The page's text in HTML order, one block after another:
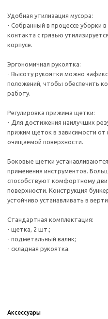
Удобная утилизация мусора:
- Собранный в процессе уборки в
контакта с грязью
корпусе.
Эргономичная рукоятка:
- Высоту рукоятки можно
положений, чтобы обеспечить
работу.
Регулировка прижима щетки:
- Для достижения наилучших
прижим щеток в зависимости от
очищаемой поверхности.
Боковые щетки устанавливаются
применения инструментов.
способствуют комфортному
поверхности. Конструкция
устойчиво устанавливать в
Стандартная комплектация:
- щетка, 2 шт.;
- подметальный валик;
- складная рукоятка.
Аксессуары